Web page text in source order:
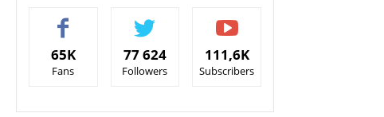
65K
Fans
77 624
Followers
111,6K
Subscribers